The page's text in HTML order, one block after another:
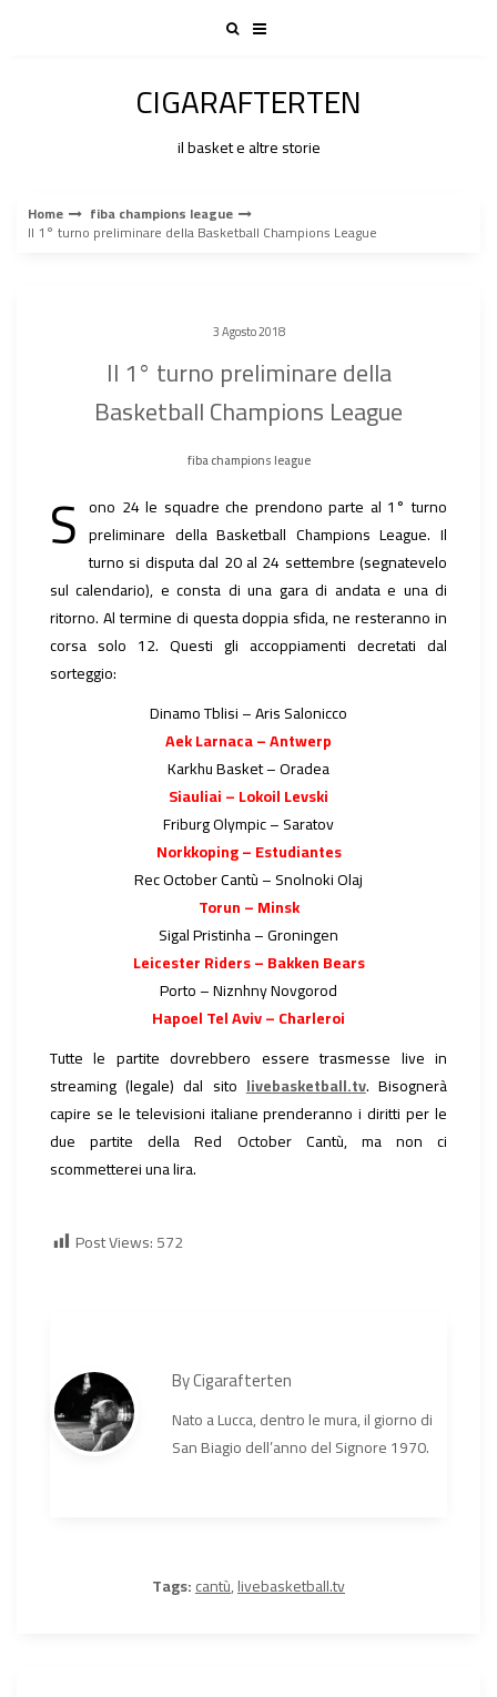
CIGARAFTERTEN
il basket e altre storie
Home fiba champions league
Il 1° turno preliminare della Basketball Champions League
3 Agosto 2018
Il 1° turno preliminare della
Basketball Champions League
fiba champions league
S ono 24 le squadre che prendono parte al 1° turno
preliminare della Basketball Champions League. Il
turno si disputa dal 20 al 24 settembre (segnatevelo
sul calendario), e consta di una gara di andata e una di
ritorno. Al termine di questa doppia sfida, ne resteranno in
corsa solo 12. Questi gli accoppiamenti decretati dal
sorteggio:
Dinamo Tblisi – Aris Salonicco
Aek Larnaca – Antwerp
Karkhu Basket – Oradea
Siauliai – Lokoil Levski
Friburg Olympic – Saratov
Norkkoping – Estudiantes
Rec October Cantù – Snolnoki Olaj
Torun – Minsk
Sigal Pristinha – Groningen
Leicester Riders – Bakken Bears
Porto – Niznhny Novgorod
Hapoel Tel Aviv – Charleroi
Tutte le partite dovrebbero essere trasmesse live in
streaming (legale) dal sitolivebasketball.tv. Bisognerà
capire se le televisioni italiane prenderanno i diritti per le
due partite della Red October Cantù, ma non ci
scommetterei una lira.
Post Views:572
ByCigarafterten
Nato a Lucca, dentro le mura, il giorno di
San Biagio dell’anno del Signore 1970.
Tags:cantù,livebasketball.tv